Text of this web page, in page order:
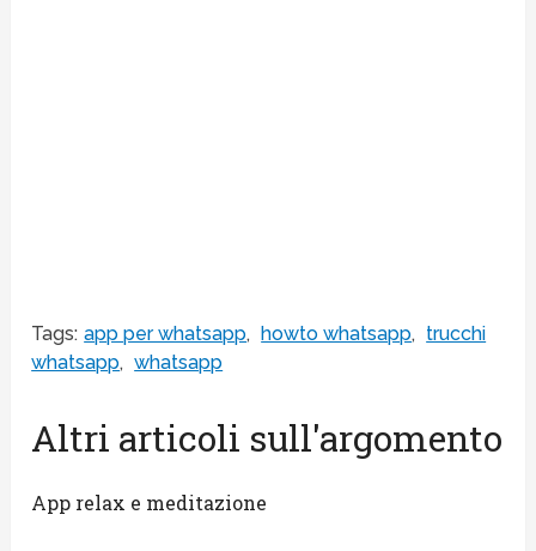
Tags: app per whatsapp, howto whatsapp, trucchi
whatsapp, whatsapp
Altri articoli sull'argomento
App relax e meditazione